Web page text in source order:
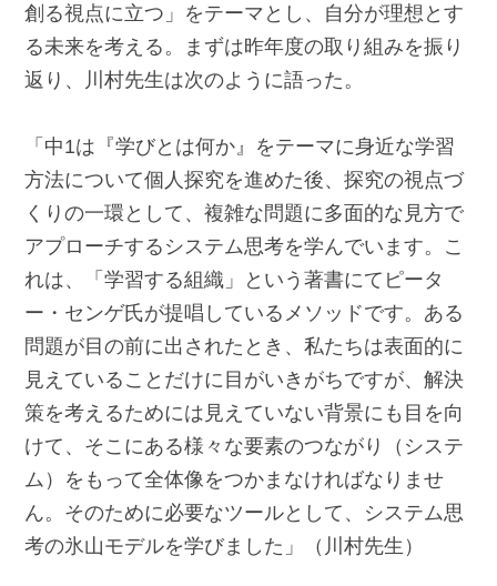
創る視点に立つ」をテーマとし、自分が理想とす
る未来を考える。まずは昨年度の取り組みを振り
返り、川村先生は次のように語った。
「中1は『学びとは何か』をテーマに身近な学習
方法について個人探究を進めた後、探究の視点づ
くりの一環として、複雑な問題に多面的な見方で
アプローチするシステム思考を学んでいます。こ
れは、「学習する組織」という著書にてピータ
ー・センゲ氏が提唱しているメソッドです。ある
問題が目の前に出されたとき、私たちは表面的に
見えていることだけに目がいきがちですが、解決
策を考えるためには見えていない背景にも目を向
けて、そこにある様々な要素のつながり（システ
ム）をもって全体像をつかまなければなりませ
ん。そのために必要なツールとして、システム思
考の氷山モデルを学びました」（川村先生）